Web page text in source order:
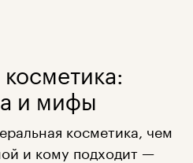
и мифы
косметика, чем
и кому подходит —